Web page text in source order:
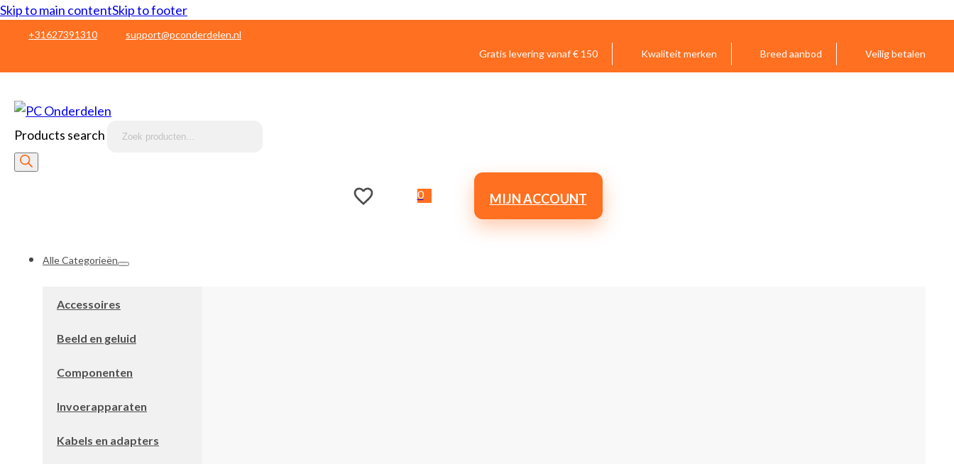
Skip to main contentSkip to footer
+31627391310
support@pconderdelen.nl
Gratis levering vanaf € 150
Kwaliteit merken Breed aanbod Veilig betalen
Products search
0 MIJN ACCOUNT
Alle Categorieën
Accessoires
Beeld en geluid
Componenten
Invoerapparaten
Kabels en adapters